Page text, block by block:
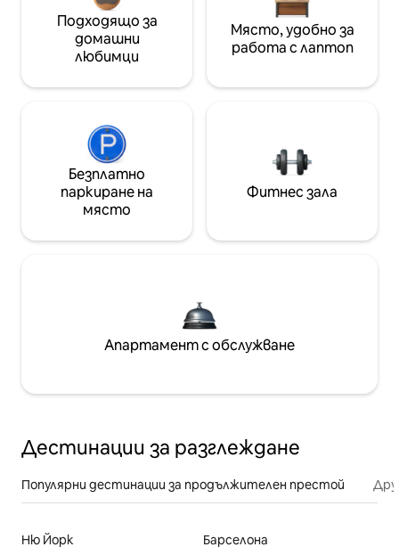
Подходящо за
домашни
любимци
Място, удобно за
работа с лаптоп
Безплатно
паркиране на
място
Фитнес зала
Апартамент с обслужване
Дестинации за разглеждане
Популярни дестинации за продължителен престой
Ню Йорк
Барселона